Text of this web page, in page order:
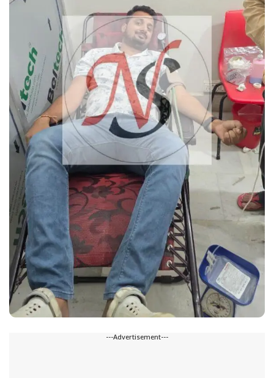
---Advertisement---